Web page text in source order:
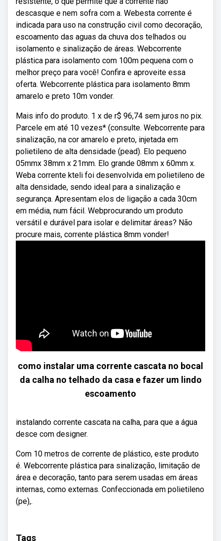
descasque e nem sofra com a. Webesta corrente é
indicada para uso na construção civil como decoração,
escoamento das aguas da chuva dos telhados ou
isolamento e sinalização de áreas. Webcorrente
plástica para isolamento com 100m pequena com o
melhor preço para você! Confira e aproveite essa
oferta. Webcorrente plástica para isolamento 8mm
amarelo e preto 10m vonder.
Mais info do produto. 1 x de r$ 96,74 sem juros no pix.
Parcele em até 10 vezes* (consulte. Webcorrente para
sinalização, na cor amarelo e preto, injetada em
polietileno de alta densidade (pead). Elo pequeno
05mmx 38mm x 21mm. Elo grande 08mm x 60mm x.
Weba corrente kteli foi desenvolvida em polietileno de
alta densidade, sendo ideal para a sinalização e
segurança. Apresentam elos de ligação a cada 30cm
em média, num fácil. Webprocurando um produto
versátil e durável para isolar e delimitar áreas? Não
procure mais, corrente plástica 8mm vonder!
como instalar uma corrente cascata no bocal
da calha no telhado da casa e fazer um lindo
escoamento
instalando corrente cascata na calha, para que a água
desce com designer.
Com 10 metros de corrente de plástico, este produto
é. Webcorrente plástica para sinalização, limitação de
área e decoração, tanto para serem usadas em áreas
internas, como externas. Confeccionada em polietileno
(pe),.
Tags